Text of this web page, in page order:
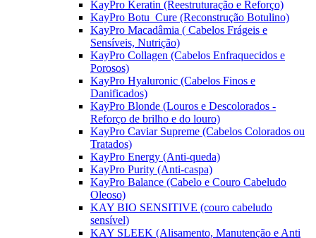
KayPro Keratin (Reestruturação e Reforço)
KayPro Botu_Cure (Reconstrução Botulino)
KayPro Macadâmia ( Cabelos Frágeis e
Sensíveis, Nutrição)
KayPro Collagen (Cabelos Enfraquecidos e
Porosos)
KayPro Hyaluronic (Cabelos Finos e
Danificados)
KayPro Blonde (Louros e Descolorados -
Reforço de brilho e do louro)
KayPro Caviar Supreme (Cabelos Colorados ou
Tratados)
KayPro Energy (Anti-queda)
KayPro Purity (Anti-caspa)
KayPro Balance (Cabelo e Couro Cabeludo
Oleoso)
KAY BIO SENSITIVE (couro cabeludo
sensível)
KAY SLEEK (Alisamento, Manutenção e Anti